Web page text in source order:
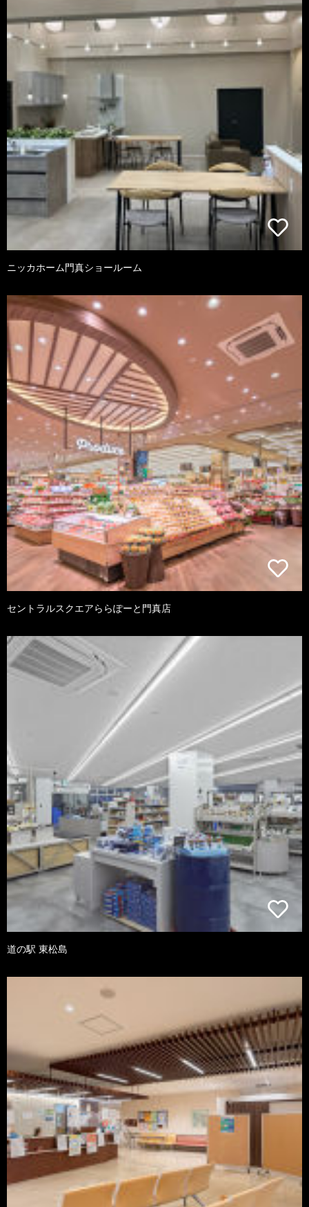
ニッカホーム門真ショールーム
セントラルスクエアららぽーと門真店
道の駅 東松島